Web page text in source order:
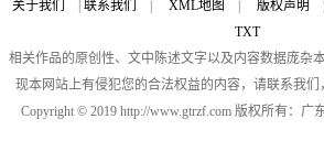
关于我们 联系我们 XML地图 版权声明
TXT
相关作品的原创性、文中陈述文字以及内容数据庞杂
现本网站上有侵犯您的合法权益的内容，请联系我们
Copyright © 2019 http://www.gtrzf.com 版权所有：广